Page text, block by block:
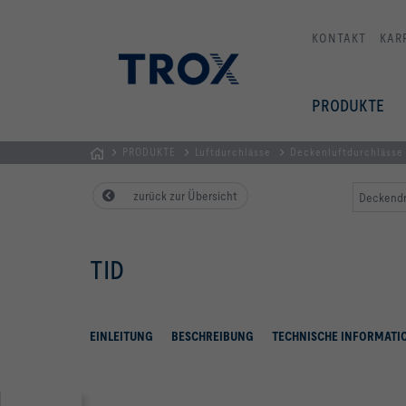
KONTAKT
PRODUKTE
AUSTRIA
| Komponenten,
Systeme
PRODUKTE Luftdurchlässe Deckenluftdurchlässe
zurück zur Übersicht
TID
EINLEITUNG BESCHREIBUNG TECHNISCHE